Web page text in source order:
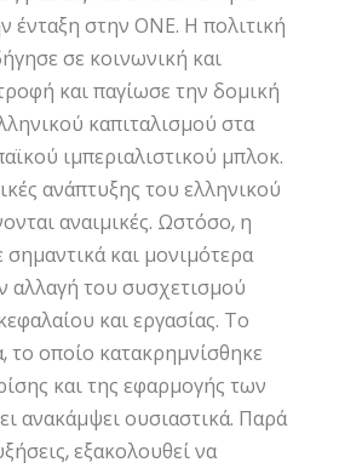
ένταξη στην ΟΝΕ. Η πολιτική
σε κοινωνική και
και παγίωσε την δομική
καπιταλισμού στα
ιμπεριαλιστικού μπλοκ.
ανάπτυξης του ελληνικού
αναιμικές. Ωστόσο, η
σημαντικά και μονιμότερα
αλλαγή του συσχετισμού
και εργασίας. Το
το οποίο κατακρημνίσθηκε
και της εφαρμογής των
ανακάμψει ουσιαστικά. Παρά
εξακολουθεί να